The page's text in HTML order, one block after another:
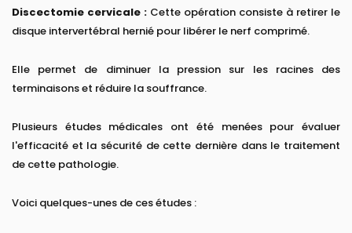
Discectomie cervicale : Cette opération consiste à retirer le
disque intervertébral hernié pour libérer le nerf comprimé.
Elle permet de diminuer la pression sur les racines des
terminaisons et réduire la souffrance.
Plusieurs études médicales ont été menées pour évaluer
l'efficacité et la sécurité de cette dernière dans le traitement
de cette pathologie.
Voici quelques-unes de ces études :